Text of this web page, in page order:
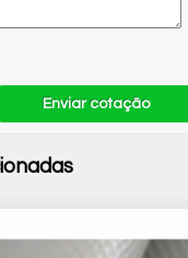
Enviar cotação